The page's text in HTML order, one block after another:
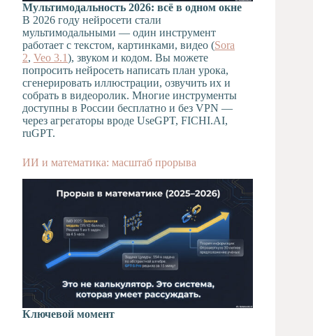
Мультимодальность 2026: всё в одном окне
В 2026 году нейросети стали
мультимодальными — один инструмент
работает с текстом, картинками, видео (Sora
2, Veo 3.1), звуком и кодом. Вы можете
попросить нейросеть написать план урока,
сгенерировать иллюстрации, озвучить их и
собрать в видеоролик. Многие инструменты
доступны в России бесплатно и без VPN —
через агрегаторы вроде UseGPT, FICHI.AI,
ruGPT.
ИИ и математика: масштаб прорыва
Ключевой момент